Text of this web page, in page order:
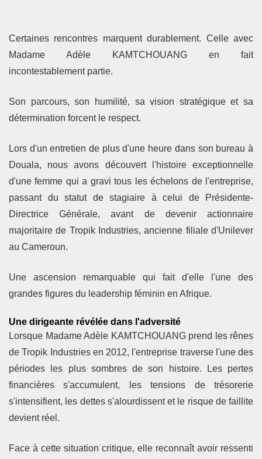
Certaines rencontres marquent durablement. Celle avec
Madame Adèle KAMTCHOUANG
en fait
incontestablement partie.
Son parcours, son humilité, sa vision stratégique et sa
détermination forcent le respect.
Lors d'un entretien de plus d'une heure dans son bureau à
Douala, nous avons découvert l'histoire exceptionnelle
d'une femme qui a gravi tous les échelons de l'entreprise,
passant du statut de stagiaire à celui de Présidente-
Directrice Générale, avant de devenir actionnaire
majoritaire de Tropik Industries, ancienne filiale d'Unilever
au Cameroun.
Une ascension remarquable qui fait d'elle l'une des
grandes figures du leadership féminin en Afrique.
Une dirigeante révélée dans l'adversité
Lorsque Madame Adèle KAMTCHOUANG prend les rênes
de Tropik Industries en 2012, l'entreprise traverse l'une des
périodes les plus sombres de son histoire. Les pertes
financières s'accumulent, les tensions de trésorerie
s'intensifient, les dettes s'alourdissent et le risque de faillite
devient réel.
Face à cette situation critique, elle reconnaît avoir ressenti